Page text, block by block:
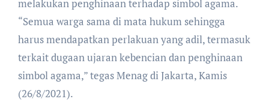
melakukan penghinaan terhadap simbol agama.
“Semua warga sama di mata hukum sehingga
harus mendapatkan perlakuan yang adil, termasuk
terkait dugaan ujaran kebencian dan penghinaan
simbol agama,” tegas Menag di Jakarta, Kamis
(26/8/2021).